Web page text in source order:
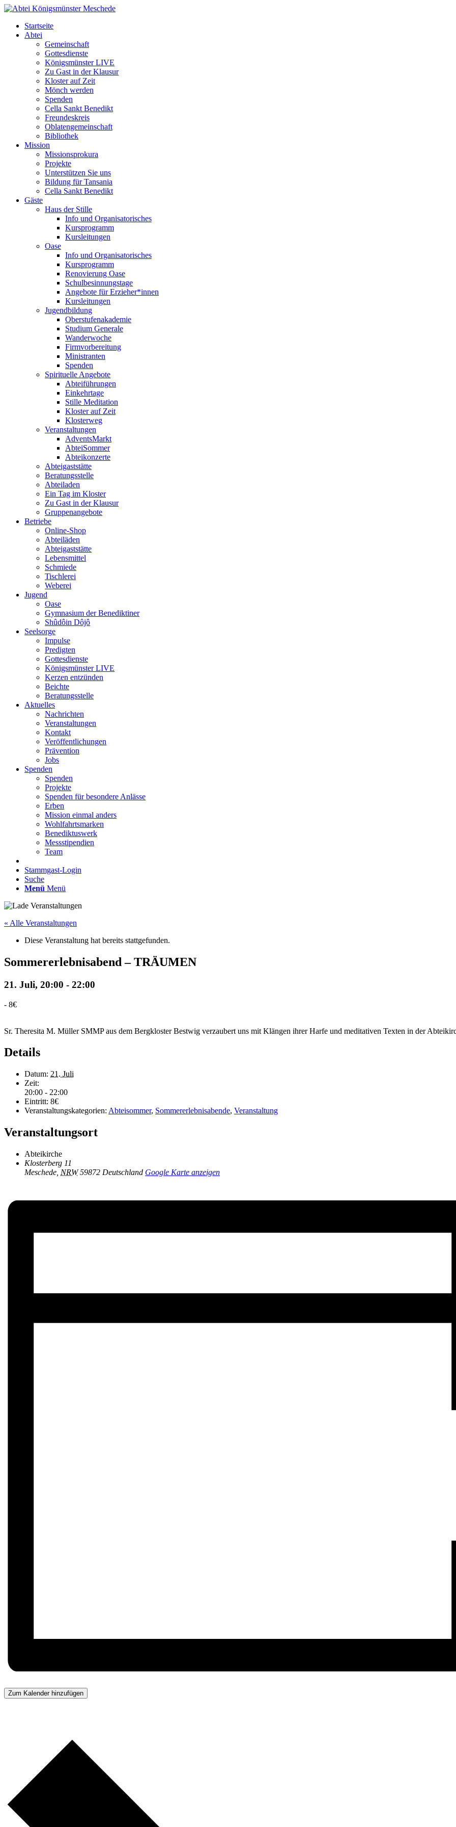
Startseite
Abtei
Gemeinschaft
Gottesdienste
Königsmünster LIVE
Zu Gast in der Klausur
Kloster auf Zeit
Mönch werden
Spenden
Cella Sankt Benedikt
Freundeskreis
Oblatengemeinschaft
Bibliothek
Mission
Missionsprokura
Projekte
Unterstützen Sie uns
Bildung für Tansania
Cella Sankt Benedikt
Gäste
Haus der Stille
Info und Organisatorisches
Kursprogramm
Kursleitungen
Oase
Info und Organisatorisches
Kursprogramm
Renovierung Oase
Schulbesinnungstage
Angebote für Erzieher*innen
Kursleitungen
Jugendbildung
Oberstufenakademie
Studium Generale
Wanderwoche
Firmvorbereitung
Ministranten
Spenden
Spirituelle Angebote
Abteiführungen
Einkehrtage
Stille Meditation
Kloster auf Zeit
Klosterweg
Veranstaltungen
AdventsMarkt
AbteiSommer
Abteikonzerte
Abteigaststätte
Beratungsstelle
Abteiladen
Ein Tag im Kloster
Zu Gast in der Klausur
Gruppenangebote
Betriebe
Online-Shop
Abteiläden
Abteigaststätte
Lebensmittel
Schmiede
Tischlerei
Weberei
Jugend
Oase
Gymnasium der Benediktiner
Shûdôin Dôjô
Seelsorge
Impulse
Predigten
Gottesdienste
Königsmünster LIVE
Kerzen entzünden
Beichte
Beratungsstelle
Aktuelles
Nachrichten
Veranstaltungen
Kontakt
Veröffentlichungen
Prävention
Jobs
Spenden
Spenden
Projekte
Spenden für besondere Anlässe
Erben
Mission einmal anders
Wohlfahrtsmarken
Benediktuswerk
Messstipendien
Team
Stammgast-Login
Suche
Menü Menü
« Alle Veranstaltungen
Diese Veranstaltung hat bereits stattgefunden.
Sommererlebnisabend – TRÄUMEN
21. Juli, 20:00 - 22:00
- 8€
Sr. Theresita M. Müller SMMP aus dem Bergkloster Bestwig verzaubert uns mit Klängen ihrer Harfe und meditativen Texten in der
Details
Datum: 21. Juli
Zeit:
20:00 - 22:00
Eintritt: 8€
Veranstaltungskategorien: Abteisommer, Sommererlebnisabende, Veranstaltung
Veranstaltungsort
Abteikirche
Klosterberg 11
Meschede NRW 59872 Deutschland Google Karte anzeigen
Zum Kalender hinzufügen